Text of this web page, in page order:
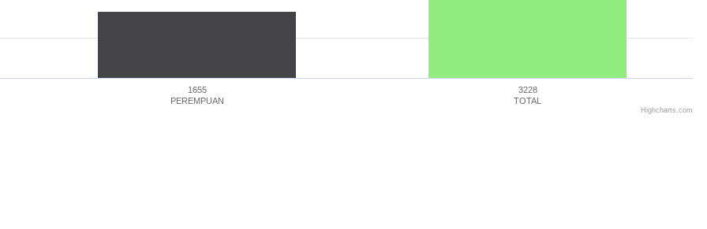
1655
PEREMPUAN
3228
TOTAL
Highcharts.com